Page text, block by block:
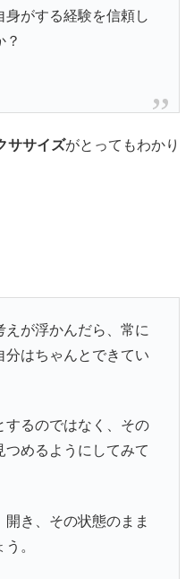
身がする経験を信頼し
？
ササイズがとってもわかり
が浮かんだら、常に
分はちゃんとできてい
するのではなく、その
めるようにしてみて
き、その状態のまま
。